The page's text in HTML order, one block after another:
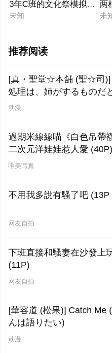
3年C班的文化祭模拟店是
未知
两
未
推荐阅读
[真・聖堂☆本舗 (聖☆司)]
処理は、姉がするものだ
ちゃんは思って
动漫
過期米線線喵《白色吊帶
二次元洋娃娃惹人愛 (40P)
唯美写真
不用我多說有騷了吧 (13P
网友自拍
下班直接和騷妻在沙發上
(11P)
网友自拍
[華容道 (松果)] Catch Me
んは語りたい)
动漫